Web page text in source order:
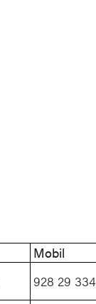
Mobil
928 29 334